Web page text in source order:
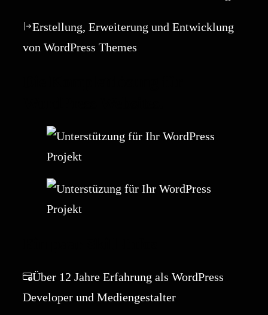
Erstellung, Erweiterung und Entwicklung
von WordPress Themes
Über 12 Jahre Erfahrung als WordPress
Developer und Mediengestalter